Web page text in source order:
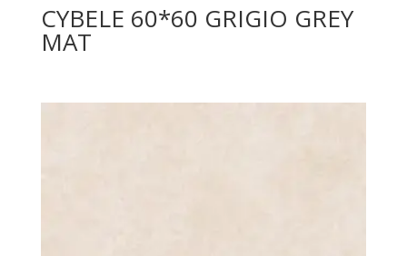
CYBELE 60*60 GRIGIO GREY
MAT